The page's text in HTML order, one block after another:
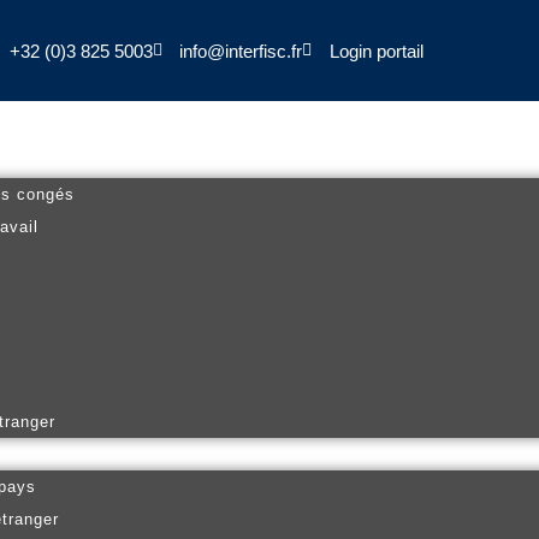
+32 (0)3 825 5003 info@interfisc.fr Login portail
congés